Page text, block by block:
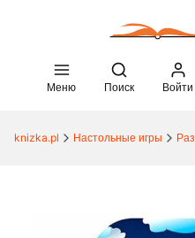
Меню
Open search
Поиск Войти
knizka.pl Настольные игры